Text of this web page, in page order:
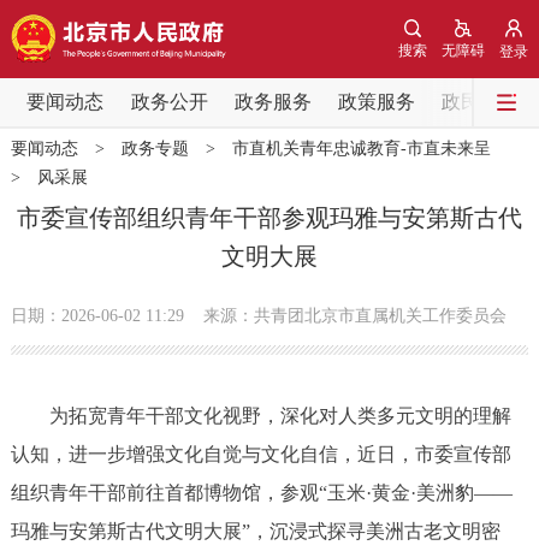
登录
无障碍
搜索
要闻动态 政务公开 政务服务 政策服务 政民互动
要闻动态
党中央精神 国务院信息 中央部委动态
北京要闻 会议信息 部门动态
市领导 机构职能 政策服务
政策兑现 政策解读 回应关切
要闻动态> 政务专题 > 市直机关青年忠诚教育-市直未来呈
>
风采展
市委宣传部组织青年干部参观玛雅与安第斯古代
文明大展
日期：2026-06-02 11:29 来源：共青团北京市直属机关工作委员会
为拓宽青年干部文化视野，深化对人类多元文明的理解
认知，进一步增强文化自觉与文化自信，近日，市委宣传部
组织青年干部前往首都博物馆，参观“玉米·黄金·美洲豹——
玛雅与安第斯古代文明大展”，沉浸式探寻美洲古老文明密